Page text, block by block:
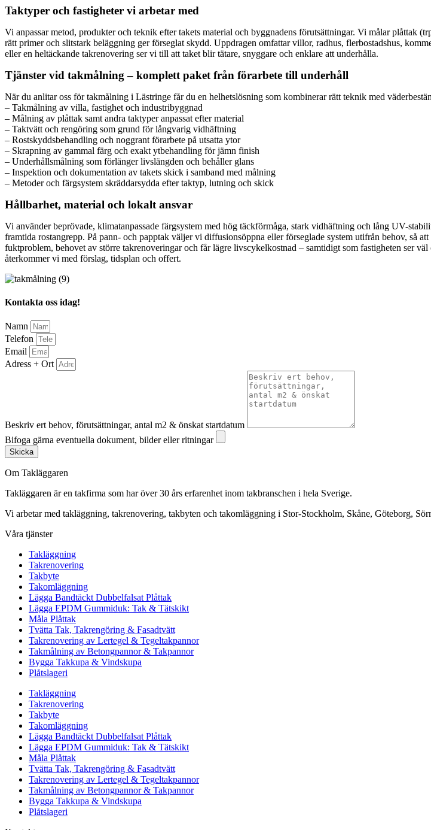
Taktyper och fastigheter vi arbetar med
Vi anpassar metod, produkter och teknik efter takets material och byggnadens förutsättningar. Vi målar plåttak
rätt primer och slitstark beläggning ger förseglat skydd. Uppdragen omfattar villor, radhus, flerbostadshus,
eller en heltäckande takrenovering ser vi till att taket blir tätare, snyggare och enklare att underhålla.
Tjänster vid takmålning – komplett paket från förarbete till underhåll
När du anlitar oss för takmålning i Lästringe får du en helhetslösning som kombinerar rätt teknik med
– Takmålning av villa, fastighet och industribyggnad
– Målning av plåttak samt andra taktyper anpassat efter material
– Taktvätt och rengöring som grund för långvarig vidhäftning
– Rostskyddsbehandling och noggrant förarbete på utsatta ytor
– Skrapning av gammal färg och exakt ytbehandling för jämn finish
– Underhållsmålning som förlänger livslängden och behåller glans
– Inspektion och dokumentation av takets skick i samband med målning
– Metoder och färgsystem skräddarsydda efter taktyp, lutning och skick
Hållbarhet, material och lokalt ansvar
Vi använder beprövade, klimatanpassade färgsystem med hög täckförmåga, stark vidhäftning och lång UV-
framtida rostangrepp. På pann- och papptak väljer vi diffusionsöppna eller förseglade system utifrån behov, så
fuktproblem, behovet av större takrenoveringar och får lägre livscykelkostnad – samtidigt som fastigheten ser
återkommer vi med förslag, tidsplan och offert.
Kontakta oss idag!
Namn
Telefon
Email
Adress + Ort
Beskriv ert behov, förutsättningar, antal m2 & önskat startdatum
Bifoga gärna eventuella dokument, bilder eller ritningar
Skicka
Om Takläggaren
Takläggaren är en takfirma som har över 30 års erfarenhet inom takbranschen i hela Sverige.
Vi arbetar med takläggning, takrenovering, takbyten och takomläggning i Stor-Stockholm, Skåne, Göteborg,
Våra tjänster
Takläggning
Takrenovering
Takbyte
Takomläggning
Lägga Bandtäckt Dubbelfalsat Plåttak
Lägga EPDM Gummiduk: Tak & Tätskikt
Måla Plåttak
Tvätta Tak, Takrengöring & Fasadtvätt
Takrenovering av Lertegel & Tegeltakpannor
Takmålning av Betongpannor & Takpannor
Bygga Takkupa & Vindskupa
Plåtslageri
Takläggning
Takrenovering
Takbyte
Takomläggning
Lägga Bandtäckt Dubbelfalsat Plåttak
Lägga EPDM Gummiduk: Tak & Tätskikt
Måla Plåttak
Tvätta Tak, Takrengöring & Fasadtvätt
Takrenovering av Lertegel & Tegeltakpannor
Takmålning av Betongpannor & Takpannor
Bygga Takkupa & Vindskupa
Plåtslageri